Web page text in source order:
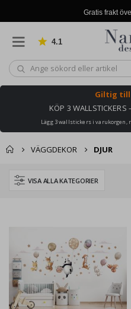
Gratis frakt
4.1 Baserat
Giltig till
KÖP 3 WALLSTICKERS
Lägg 3 wallstickers i
VÄGGDEKOR DJUR
VISA ALLA KATEGORIER